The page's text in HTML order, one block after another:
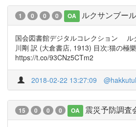
1 0 0 0 OA ルクサンブール
国会図書館デジタルコレクション
川剛 訳 (大倉書店, 1913) 目次:猫の極
https://t.co/93CNz5CTm2
2018-02-22 13:27:09
15 0 0 0 OA 震災予防調査